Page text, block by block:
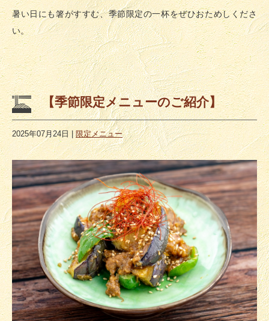
暑い日にも箸がすすむ、季節限定の一杯をぜひおためしくださ
い。
【季節限定メニューのご紹介】
2025年07月24日 |限定メニュー